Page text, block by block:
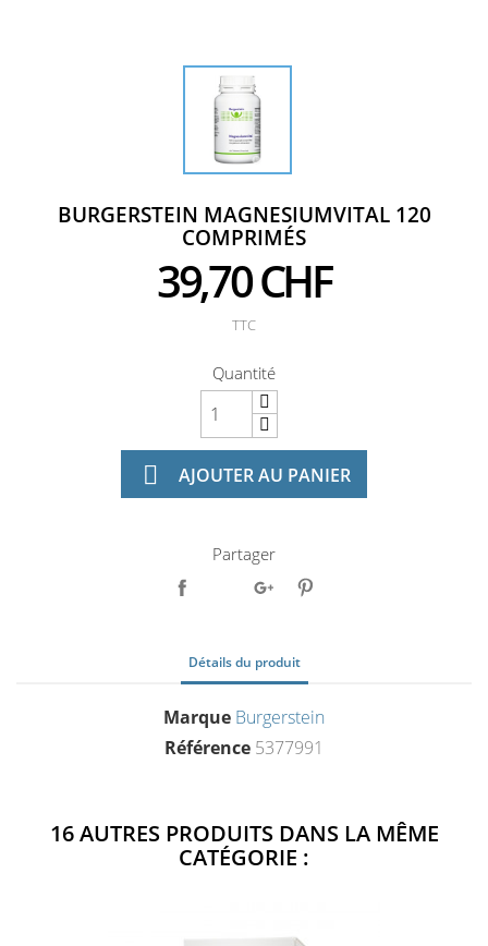
BURGERSTEIN MAGNESIUMVITAL 120
COMPRIMÉS
39,70 CHF
TTC
Quantité
 AJOUTER AU PANIER
Partager
Détails du produit
Marque Burgerstein
Référence 5377991
16 AUTRES PRODUITS DANS LA MÊME
CATÉGORIE :